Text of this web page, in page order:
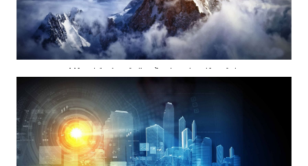
Mây phủ và quả địa cầu đẹp như tiên cảnh